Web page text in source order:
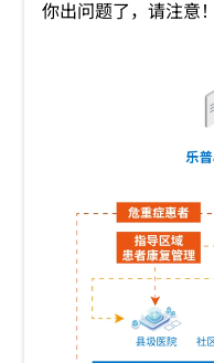
你出问题了，请注意